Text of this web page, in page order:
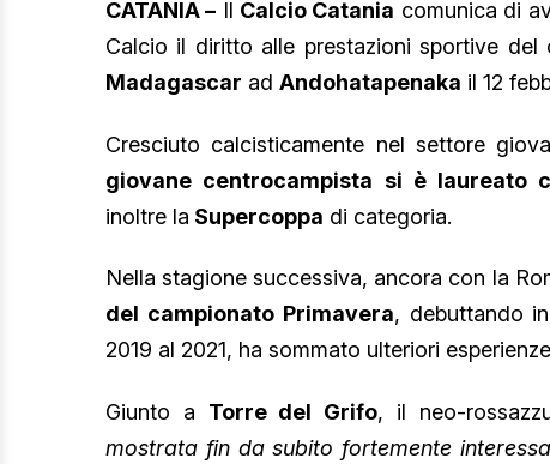
CATANIA – Il Calcio Catania comunica di
Calcio il diritto alle prestazioni sportive del
Madagascar ad Andohatapenaka il 12
Cresciuto calcisticamente nel settore
giovane centrocampista si è laureato
inoltre la Supercoppa di categoria.
Nella stagione successiva, ancora con la
del campionato Primavera, debuttando
2019 al 2021, ha sommato ulteriori
Giunto a Torre del Grifo, il neo-
mostrata fin da subito fortemente